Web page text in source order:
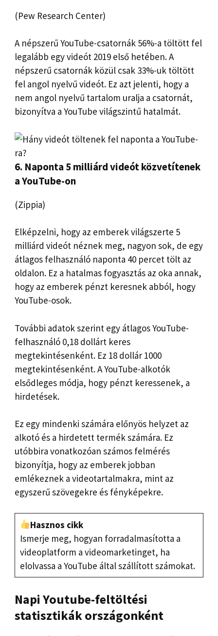
(Pew Research Center)
A népszerű YouTube-csatornák 56%-a töltött fel
legalább egy videót 2019 első hetében. A
népszerű csatornák közül csak 33%-uk töltött
fel angol nyelvű videót. Ez azt jelenti, hogy a
nem angol nyelvű tartalom uralja a csatornát,
bizonyítva a YouTube világszintű hatalmát.
6. Naponta 5 milliárd videót közvetítenek
a YouTube-on
(Zippia)
Elképzelni, hogy az emberek világszerte 5
milliárd videót néznek meg, nagyon sok, de egy
átlagos felhasználó naponta 40 percet tölt az
oldalon. Ez a hatalmas fogyasztás az oka annak,
hogy az emberek pénzt keresnek abból, hogy
YouTube-osok.
További adatok szerint egy átlagos YouTube-
felhasználó 0,18 dollárt keres
megtekintésenként. Ez 18 dollár 1000
megtekintésenként. A YouTube-alkotók
elsődleges módja, hogy pénzt keressenek, a
hirdetések.
Ez egy mindenki számára előnyös helyzet az
alkotó és a hirdetett termék számára. Ez
utóbbira vonatkozóan számos felmérés
bizonyítja, hogy az emberek jobban
emlékeznek a videotartalmakra, mint az
egyszerű szövegekre és fényképekre.
Hasznos cikk
Ismerje meg, hogyan forradalmasította a
videoplatform a videomarketinget, ha
elolvassa a YouTube által szállított számokat.
Napi Youtube-feltöltési
statisztikák országonként